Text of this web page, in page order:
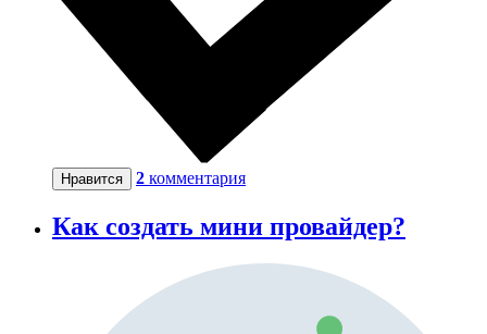
Нравится 2 комментария
Как создать мини провайдер?